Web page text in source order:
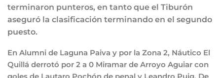
terminaron punteros, en tanto que el Tiburón
aseguró la clasificación terminando en el segundo
puesto.
En Alumni de Laguna Paiva y por la Zona 2, Náutico El
Quillá derrotó por 2 a 0 Miramar de Arroyo Aguiar con